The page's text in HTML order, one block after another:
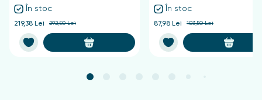
În stoc
219,38 Lei 292,50 Lei
În stoc
87,98 Lei 103,50 Lei